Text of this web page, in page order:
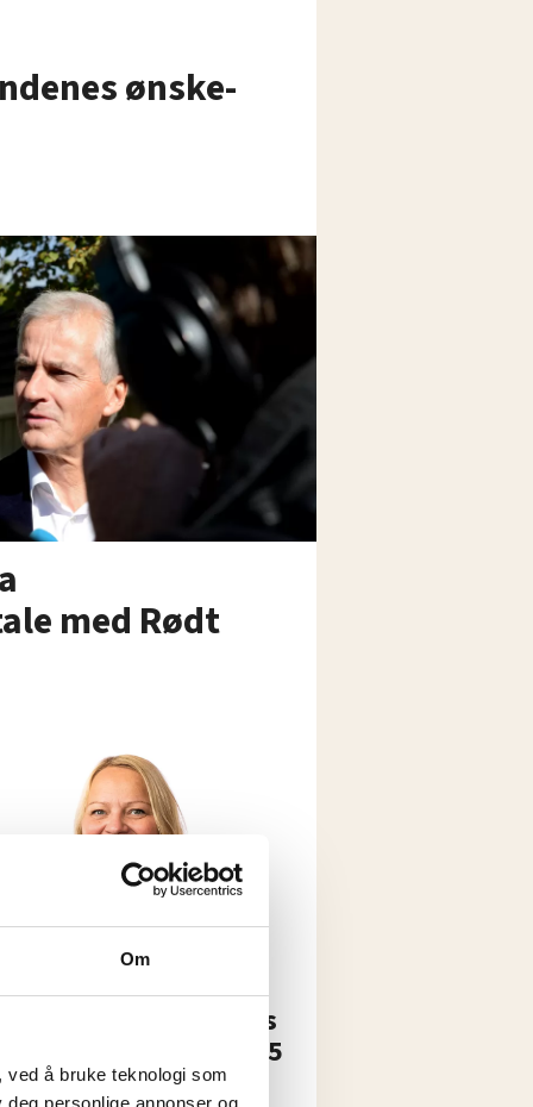
Om
ved å bruke teknologi som
personlige annonser og
ønske-
med Rødt
fra SV «stjal» Høyres
i Nordland med 25
margin